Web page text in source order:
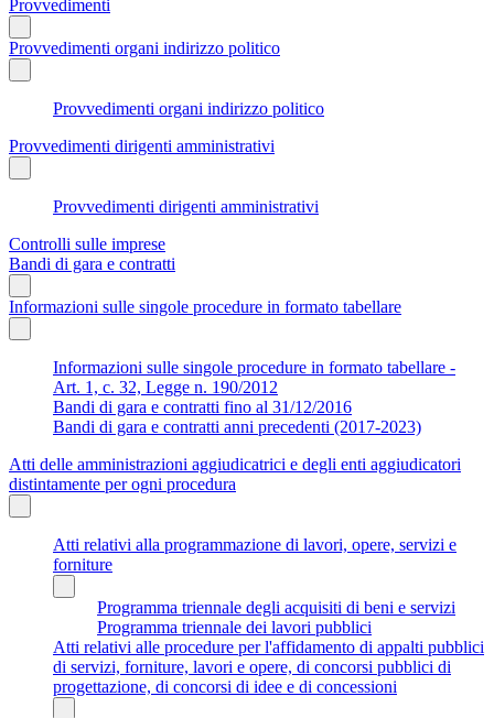
Provvedimenti
Provvedimenti organi indirizzo politico
Provvedimenti organi indirizzo politico
Provvedimenti dirigenti amministrativi
Provvedimenti dirigenti amministrativi
Controlli sulle imprese
Bandi di gara e contratti
Informazioni sulle singole procedure in formato tabellare
Informazioni sulle singole procedure in formato tabellare -
Art. 1, c. 32, Legge n. 190/2012
Bandi di gara e contratti fino al 31/12/2016
Bandi di gara e contratti anni precedenti (2017-2023)
Atti delle amministrazioni aggiudicatrici e degli enti aggiudicatori
distintamente per ogni procedura
Atti relativi alla programmazione di lavori, opere, servizi e
forniture
Programma triennale degli acquisiti di beni e servizi
Programma triennale dei lavori pubblici
Atti relativi alle procedure per l'affidamento di appalti pubblici
di servizi, forniture, lavori e opere, di concorsi pubblici di
progettazione, di concorsi di idee e di concessioni